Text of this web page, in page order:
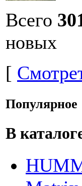
Всего
новых
[
Популярное
В